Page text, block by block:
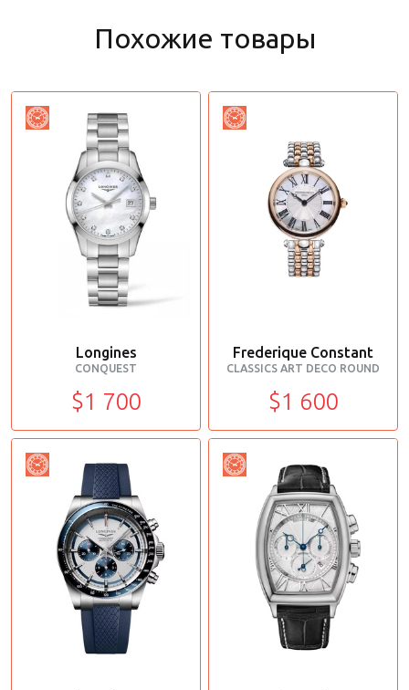
Похожие товары
Longines
CONQUEST
$1 700
Frederique Constant
CLASSICS ART DECO ROUND
$1 600